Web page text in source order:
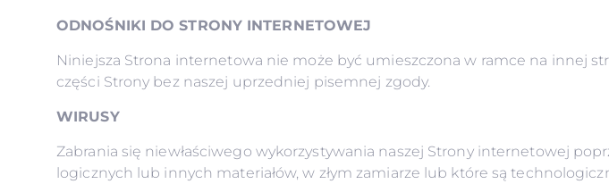
ODNOŚNIKI DO STRONY INTERNETOWEJ
Niniejsza Strona internetowa nie może być umieszczona w ramce na innej
części Strony bez naszej uprzedniej pisemnej zgody.
WIRUSY
Zabrania się niewłaściwego wykorzystywania naszej Strony internetowej
logicznych lub innych materiałów, w złym zamiarze lub które są